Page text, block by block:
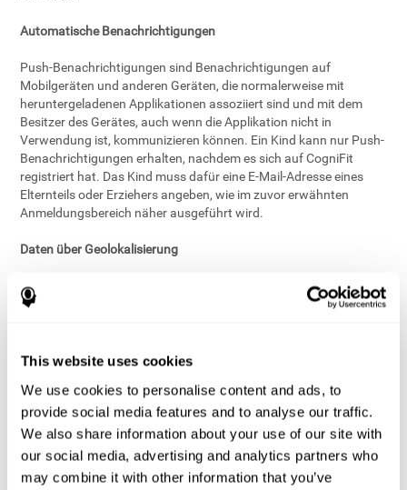
This website uses cookies
We use cookies to personalise content and ads, to
provide social media features and to analyse our traffic.
We also share information about your use of our site with
our social media, advertising and analytics partners who
may combine it with other information that you’ve
Automatische Benachrichtigungen
Push-Benachrichtigungen sind Benachrichtigungen auf
Mobilgeräten und anderen Geräten, die normalerweise mit
heruntergeladenen Applikationen assoziiert sind und mit dem
Besitzer des Gerätes, auch wenn die Applikation nicht in
Verwendung ist, kommunizieren können. Ein Kind kann nur Push-
Benachrichtigungen erhalten, nachdem es sich auf CogniFit
registriert hat. Das Kind muss dafür eine E-Mail-Adresse eines
Elternteils oder Erziehers angeben, wie im zuvor erwähnten
Anmeldungsbereich näher ausgeführt wird.
Daten über Geolokalisierung
Der Dienst von CogniFit, der an Kinder gerichtet ist, erfasst die
Information der Geolokalisierung so genau, dass dies mit der
Wenn Kinder direkt mit uns interagieren, ist es möglich, dass
gewisse Informationen automatisch erfasst werden, einerseits
um die angebotenen Dienste interessanter und nützlicher für die
Kinder zu gestalten und andererseits zu anderen
geschäftsbezogenen Zwecken. Beispiele dafür sind